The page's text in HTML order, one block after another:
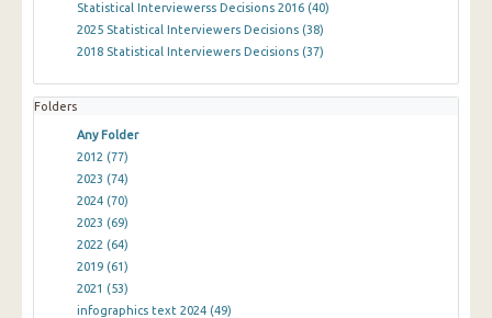
Statistical Interviewerss Decisions 2016 (40)
2025 Statistical Interviewers Decisions (38)
2018 Statistical Interviewers Decisions (37)
Folders
Any Folder
2012 (77)
2023 (74)
2024 (70)
2023 (69)
2022 (64)
2019 (61)
2021 (53)
infographics text 2024 (49)